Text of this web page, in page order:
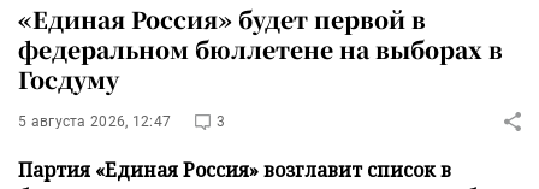
«Единая Россия» будет первой в
федеральном бюллетене на выборах в
Госдуму
5 августа 2026, 12:47 3
Партия «Единая Россия» возглавит список в